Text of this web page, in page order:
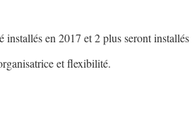
installés en 2017 et 2 plus seront
et flexibilité.